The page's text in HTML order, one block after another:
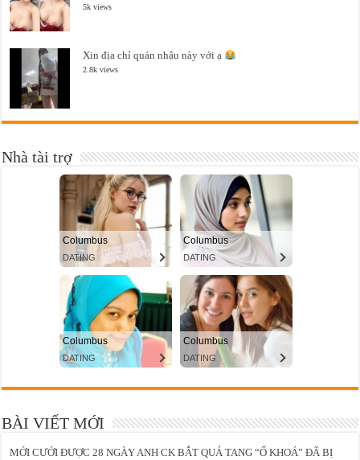
5k views
Xin địa chỉ quán nhậu này với ạ
2.8k views
Nhà tài trợ
BÀI VIẾT MỚI
MỚI CƯỚI ĐƯỢC 28 NGÀY ANH CK BẮT QUẢ TANG “Ổ KHOÁ” ĐÃ BỊ